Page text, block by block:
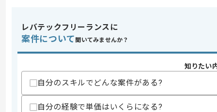
業界
業務内容
担当領域/システ
レバテックフリーランスに
案件について 聞いてみませんか？
知りたい
自分のスキルでどんな案件がある?
自分の経験で単価はいくらになる?